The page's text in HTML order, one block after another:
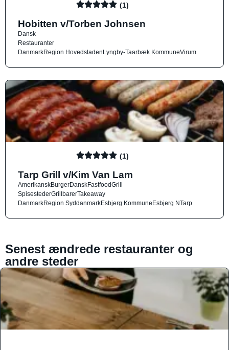
(1)
Hobitten v/Torben Johnsen
Dansk
Restauranter
DanmarkRegion HovedstadenLyngby-Taarbæk KommuneVirum
(1)
Tarp Grill v/Kim Van Lam
AmerikanskBurgerDanskFastfoodGrill
SpisestederGrillbarerTakeaway
DanmarkRegion SyddanmarkEsbjerg KommuneEsbjerg NTarp
Senest ændrede restauranter og
andre steder